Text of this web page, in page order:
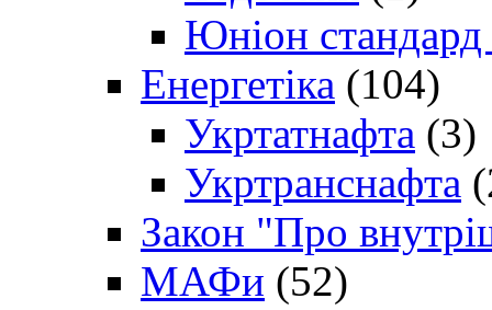
Юніон стандард
Енергетіка (104)
Укртатнафта (3)
Укртранснафта
Закон "Про
МАФи (52)